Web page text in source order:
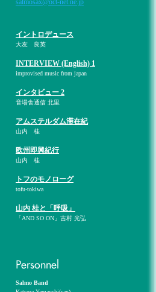
salmosax@oct-net.ne.jp
イントロデュース
大友 良英
INTERVIEW (English) 1
improvised music from japan
インタビュー 2
音場舎通信 北里
アムステルダム滞在紀
山内 桂
欧州即興紀行
山内 桂
トフのモノローグ
tofu-tokiwa
山内 桂と「呼吸」
「AND SO ON」吉村 光弘
Salmo Band